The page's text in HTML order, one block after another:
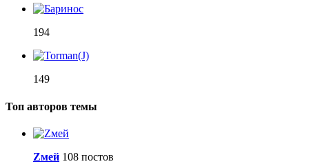
194
149
Топ авторов темы
Zмей 108 постов